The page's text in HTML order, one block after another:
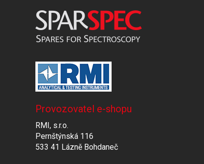
Provozovatel e-shopu
RMI, s.r.o.
Pernštýnská 116
533 41 Lázně Bohdaneč